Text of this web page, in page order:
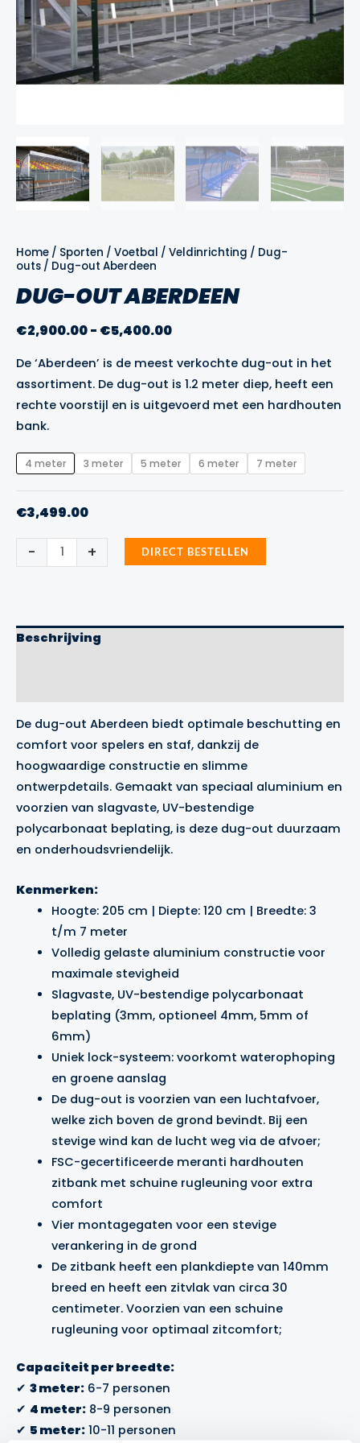
Home / Sporten / Voetbal / Veldinrichting / Dug-
outs / Dug-out Aberdeen
DUG-OUT ABERDEEN
€2,900.00- €5,400.00Prijsklasse:
tot
€5,400.00
De ‘Aberdeen’ is de meest verkochte dug-out in het
assortiment. De dug-out is 1.2 meter diep, heeft een
rechte voorstijl en is uitgevoerd met een hardhouten
bank.
4 meter 3 meter 5 meter 6 meter 7 meter
€3,499.00
-
out
Aberdeen
+ DIRECT BESTELLEN
Beschrijving
De dug-out Aberdeen biedt optimale beschutting en
comfort voor spelers en staf, dankzij de
hoogwaardige constructie en slimme
ontwerpdetails. Gemaakt van speciaal aluminium en
voorzien van slagvaste, UV-bestendige
polycarbonaat beplating, is deze dug-out duurzaam
en onderhoudsvriendelijk.
Kenmerken:
Hoogte: 205 cm | Diepte: 120 cm | Breedte: 3
t/m 7 meter
Volledig gelaste aluminium constructie voor
maximale stevigheid
Slagvaste, UV-bestendige polycarbonaat
beplating (3mm, optioneel 4mm, 5mm of
6mm)
Uniek lock-systeem: voorkomt waterophoping
en groene aanslag
De dug-out is voorzien van een luchtafvoer,
welke zich boven de grond bevindt. Bij een
stevige wind kan de lucht weg via de afvoer;
FSC-gecertificeerde meranti hardhouten
zitbank met schuine rugleuning voor extra
comfort
Vier montagegaten voor een stevige
verankering in de grond
De zitbank heeft een plankdiepte van 140mm
breed en heeft een zitvlak van circa 30
centimeter. Voorzien van een schuine
rugleuning voor optimaal zitcomfort;
Capaciteit per breedte:
✔ 3 meter: 6-7 personen
✔ 4 meter: 8-9 personen
✔ 5 meter: 10-11 personen